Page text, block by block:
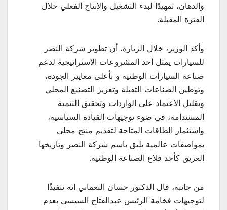
والدهان، تمهيدًا لبدء التشغيل والإنتاج الفعلي خلال
الفترة المقبلة.
وأكد الوزير، خلال الزيارة، أن تطوير شركة النصر
للسيارات يمثل أحد المشروعات الاستراتيجية لدعم
صناعة السيارات الوطنية و بأعلى معايير الجودة،
وتوطين الصناعات الثقيلة وتعزيز التصنيع المحلي
وتقليل الاعتماد على الواردات وتحقيق التنمية
المستدامة، في ضوء توجيهات القيادة السياسية،
واستثمار الطاقات المتاحة لتقديم منتج محلي
بمواصفات عالمية يليق باسم شركة النصر وتاريخها
العريق كأحد قلاع الصناعة الوطنية.
من جانبه، قال الدكتور حسان النعماني انه تنفيذًا
لتوجيهات فخامة الرئيس عبدالفتاح السيسي بعدم